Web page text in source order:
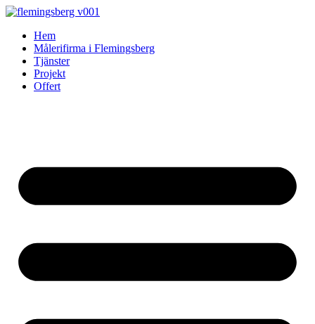
Skip
contentHem
Målerifirma i Flemingsberg
Tjänster
Projekt
Offert